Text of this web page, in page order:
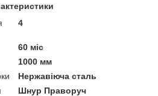
4
60 міс
1000 мм
Нержавіюча сталь
Шнур Праворуч